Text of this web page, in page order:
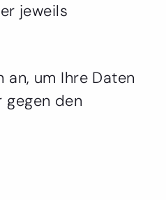
jeweils
um Ihre Daten
den